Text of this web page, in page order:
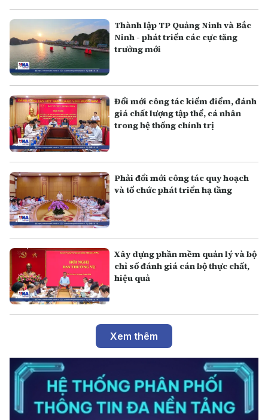
Thành lập TP Quảng Ninh và Bắc
Ninh - phát triển các cực tăng
trưởng mới
Đổi mới công tác kiểm điểm, đánh
giá chất lượng tập thể, cá nhân
trong hệ thống chính trị
Phải đổi mới công tác quy hoạch
và tổ chức phát triển hạ tầng
Xây dựng phần mềm quản lý và bộ
chỉ số đánh giá cán bộ thực chất,
hiệu quả
Xem thêm